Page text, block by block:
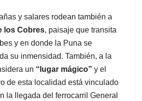
y salares rodean también a
los Cobres, paisaje que transita
y en donde la Puna se
su inmensidad. También, a la
un “lugar mágico” y el
de esta localidad está vinculado
la llegada del ferrocarril General